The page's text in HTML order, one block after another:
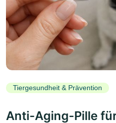
Tiergesundheit & Prävention
Anti-Aging-Pille